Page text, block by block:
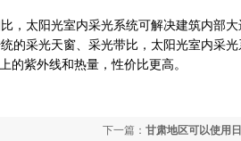
， 太阳光室内采光系统可解决建筑内部
的采光天窗、采光带比，太阳光室内采
的紫外线和热量，性价比更高。
下一篇： 甘肃地区可以使用